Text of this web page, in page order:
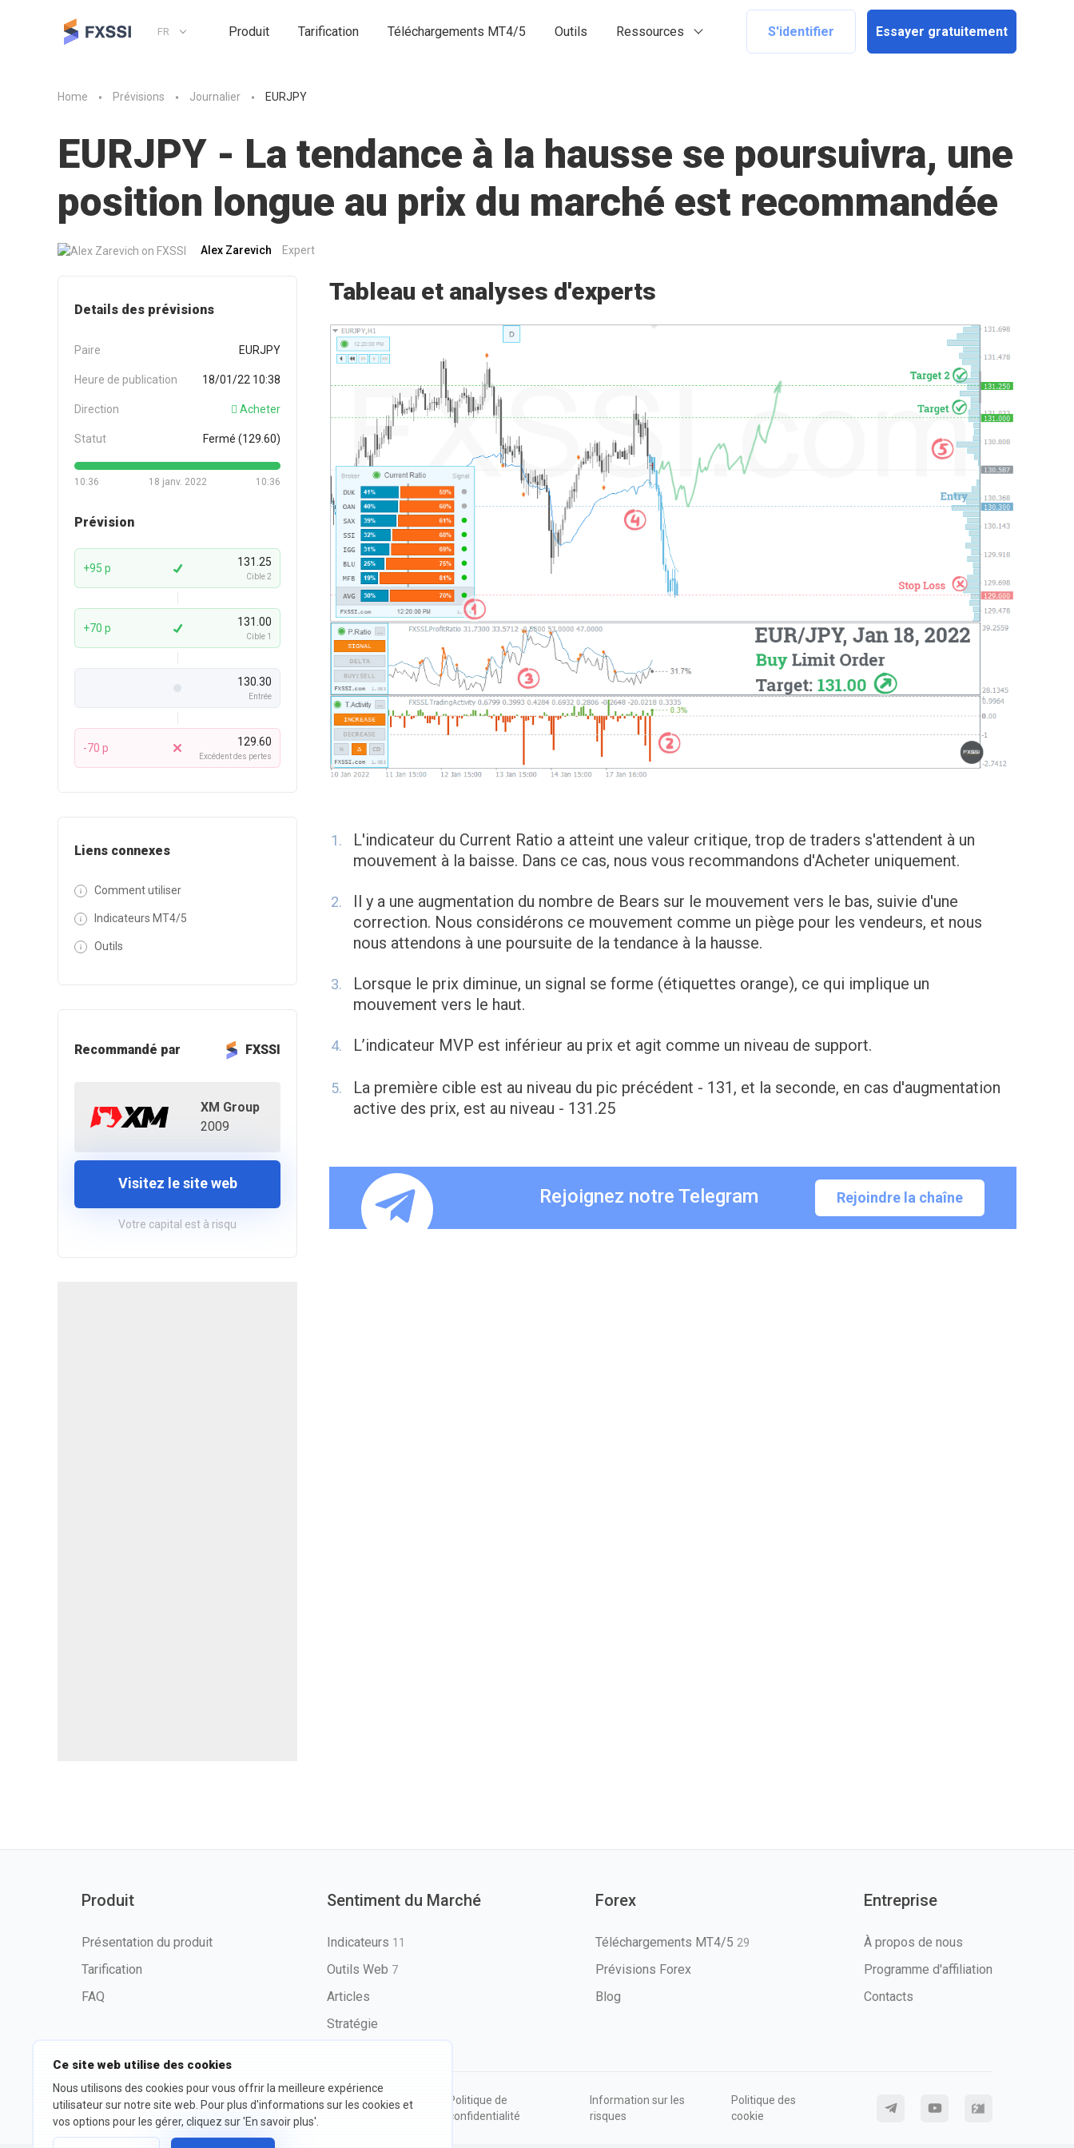
Ce site web utilise des cookies
Nous utilisons des cookies pour vous offrir la meilleure expérience
utilisateur sur notre site web. Pour plus d'informations sur les cookies et
vos options pour les gérer, cliquez sur 'En savoir plus'.
FR Produit Tarification Téléchargements MT4/5 Outils Ressources S'identifier Essayer gratuitement
Home Prévisions Journalier EURJPY
EURJPY - La tendance à la hausse se poursuivra, une
position longue au prix du marché est recommandée
Alex Zarevich Expert
Details des prévisions
Paire EURJPY
Heure de publication 18/01/22 10:38
Direction Acheter
Statut Fermé (129.60)
10:36 10:36
18 janv. 2022
Prévision
+95 p 131.25
Cible 2
+70 p 131.00
Cible 1
130.30
Entrée
-70 p 129.60
Excédent des pertes
Liens connexes
Comment utiliser
Indicateurs MT4/5
Outils
Recommandé par FXSSI
XM Group
2009
Visitez le site web
Votre capital est à risqu
Tableau et analyses d'experts
L'indicateur du Current Ratio a atteint une valeur critique, trop de traders s'attendent à un
mouvement à la baisse. Dans ce cas, nous vous recommandons d'Acheter uniquement.
Il y a une augmentation du nombre de Bears sur le mouvement vers le bas, suivie d'une
correction. Nous considérons ce mouvement comme un piège pour les vendeurs, et nous
nous attendons à une poursuite de la tendance à la hausse.
Lorsque le prix diminue, un signal se forme (étiquettes orange), ce qui implique un
mouvement vers le haut.
L’indicateur MVP est inférieur au prix et agit comme un niveau de support.
La première cible est au niveau du pic précédent - 131, et la seconde, en cas d'augmentation
active des prix, est au niveau - 131.25
Rejoignez notre Telegram Rejoindre la chaîne
Produit
Présentation du produit
Tarification
FAQ
Sentiment du Marché
Indicateurs 11
Outils Web 7
Articles
Stratégie
Forex
Téléchargements MT4/5 29
Prévisions Forex
Blog
Entreprise
À propos de nous
Programme d'affiliation
Contacts
©2026 fxssi.com Tous droits
réservés
Conditions
Politique de
confidentialité
Information sur les
risques
Politique des
cookie